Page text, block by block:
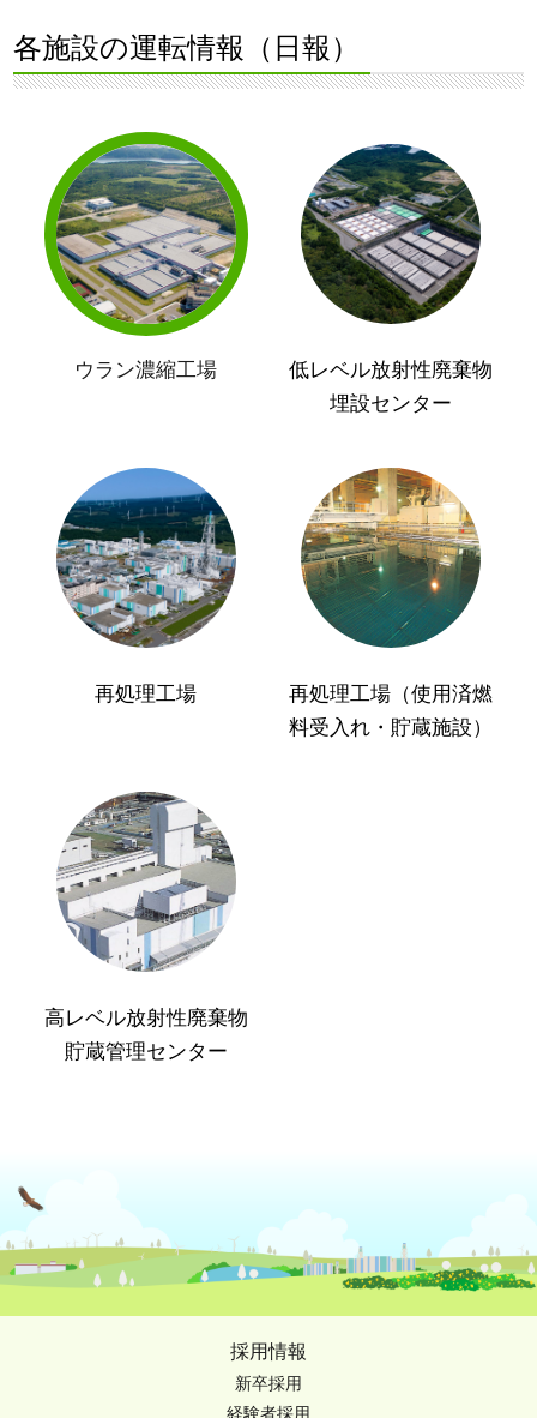
各施設の運転情報（日報）
ウラン濃縮工場
低レベル放射性廃棄物
埋設センター
再処理工場
再処理工場（使用済燃
料受入れ・貯蔵施設）
高レベル放射性廃棄物
貯蔵管理センター
採用情報
新卒採用
経験者採用